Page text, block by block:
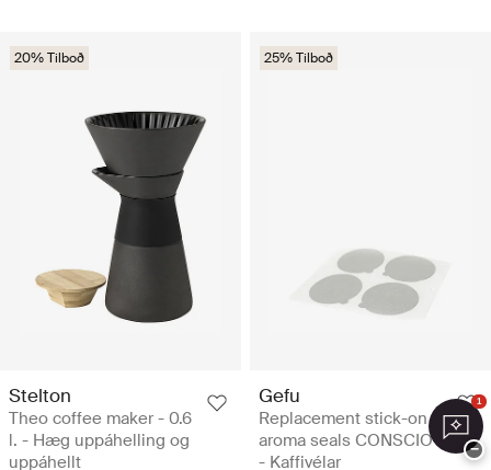
20% Tilboð
Stelton
Theo coffee maker - 0.6
l. - Hæg uppáhelling og
uppáhellt
25% Tilboð
Gefu
Replacement stick-on
aroma seals CONSCIO
- Kaffivélar
1
−